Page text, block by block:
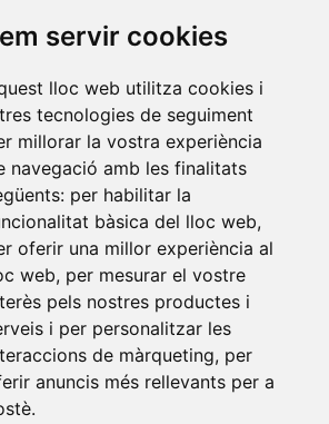
servir cookies
lloc web utilitza cookies i
tecnologies de seguiment
millorar la vostra experiència
navegació amb les finalitats
per habilitar la
bàsica del lloc web,
oferir una millor experiència al
web, per mesurar el vostre
pels nostres productes i
i per personalitzar les
de màrqueting, per
anuncis més rellevants per a
.
CEU • Universitat d'Alacant
•Universitat Autònoma de
de Barcelona •
•Universitat de Girona•
les Illes Balears•Universitat
Catalunya•Universitat Jaume I
• Universitat Miguel Hernández
Oberta de Catalunya•Universitat
• Universitat Politècnica de
Politècnica de València •
Fabra